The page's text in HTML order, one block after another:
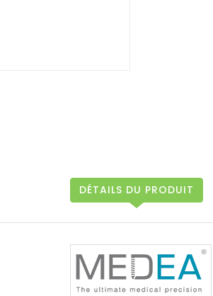
DÉTAILS DU PRODUIT